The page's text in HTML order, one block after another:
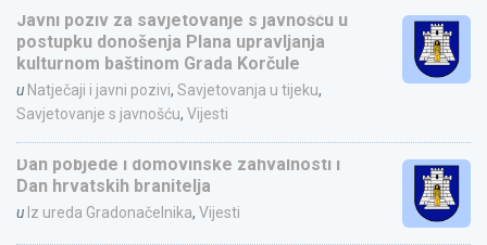
Javni poziv za savjetovanje s javnošću u
postupku donošenja Plana upravljanja
kulturnom baštinom Grada Korčule
u Natječaji i javni pozivi, Savjetovanja u tijeku,
Savjetovanje s javnošću, Vijesti
Dan pobjede i domovinske zahvalnosti i
Dan hrvatskih branitelja
u Iz ureda Gradonačelnika, Vijesti